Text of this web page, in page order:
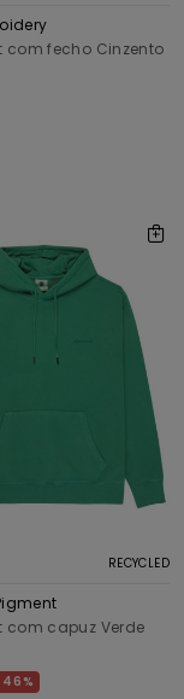
com fecho Cinzento
RECYCLED
com capuz Verde
46%